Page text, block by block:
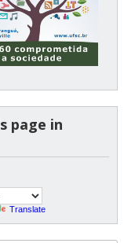
page in
Translate